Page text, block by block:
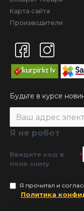
Карта сайта
Производители
Будьте в курсе
Я не робот
Введите код в
поле снизу
Я прочитал и
Политика